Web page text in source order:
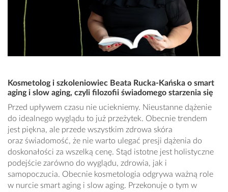
Kosmetolog i szkoleniowiec Beata Rucka-Kańska o smart
aging i slow aging, czyli filozofii świadomego starzenia się
Przed upływem czasu nie uciekniemy. Nieustanne dążenie
do idealnego wyglądu to już przeżytek. Obecnie trendem
jest piękna, ale przede wszystkim zdrowa skóra
oraz świadomość, że nie warto ulegać presji dążenia do
doskonałości za wszelką cenę. Stąd istotne jest holistyczne
podejście zarówno do wyglądu, zdrowia, jak i
samopoczucia. Obecnie kosmetologia odgrywa ważną role
w nurcie smart aging i slow aging. Przekonuje o tym w